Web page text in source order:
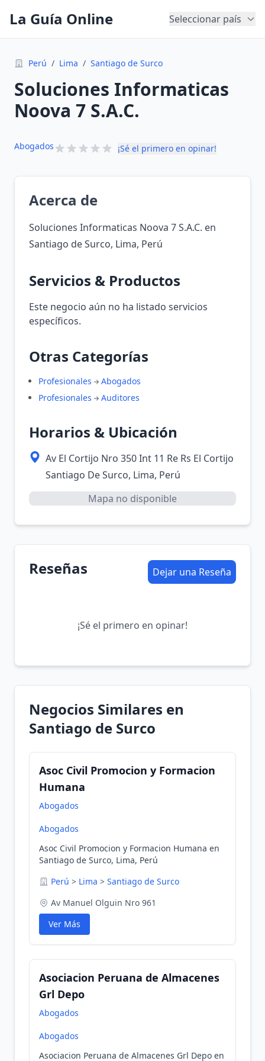
La Guía Online Seleccionar país
Perú / Lima / Santiago de Surco
Soluciones Informaticas
Noova 7 S.A.C.
Abogados ¡Sé el primero en opinar!
Acerca de
Soluciones Informaticas Noova 7 S.A.C. en
Santiago de Surco, Lima, Perú
Servicios & Productos
Este negocio aún no ha listado servicios
específicos.
Otras Categorías
Profesionales
Abogados
Profesionales
Auditores
Horarios & Ubicación
Av El Cortijo Nro 350 Int 11 Re Rs El Cortijo
Santiago De Surco, Lima, Perú
Mapa no disponible
Reseñas Dejar una Reseña
¡Sé el primero en opinar!
Negocios Similares en
Santiago de Surco
Asoc Civil Promocion y Formacion
Humana
Abogados
Abogados
Asoc Civil Promocion y Formacion Humana en
Santiago de Surco, Lima, Perú
Perú > Lima > Santiago de Surco
Av Manuel Olguin Nro 961
Ver Más
Asociacion Peruana de Almacenes
Grl Depo
Abogados
Abogados
Asociacion Peruana de Almacenes Grl Depo en